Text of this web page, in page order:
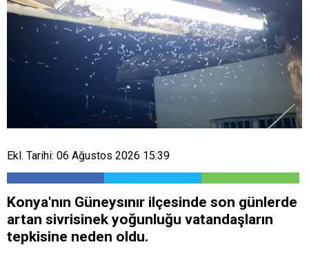
Ekl. Tarihi: 06 Ağustos 2026 15:39
Konya'nın Güneysınır ilçesinde son günlerde
artan sivrisinek yoğunluğu vatandaşların
tepkisine neden oldu.